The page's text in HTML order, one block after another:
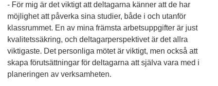
- För mig är det viktigt att deltagarna känner att de har
möjlighet att påverka sina studier, både i och utanför
klassrummet. En av mina främsta arbetsuppgifter är just
kvalitetssäkring, och deltagarperspektivet är det allra
viktigaste. Det personliga mötet är viktigt, men också att
skapa förutsättningar för deltagarna att själva vara med i
planeringen av verksamheten.